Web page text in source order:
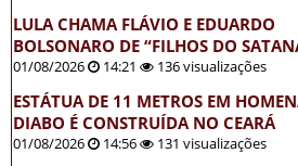
LULA CHAMA FLÁVIO E EDUARDO
BOLSONARO DE “FILHOS DO
01/08/2026 14:21 136 visualizações
ESTÁTUA DE 11 METROS EM
DIABO É CONSTRUÍDA NO CEARÁ
01/08/2026 14:56 131 visualizações